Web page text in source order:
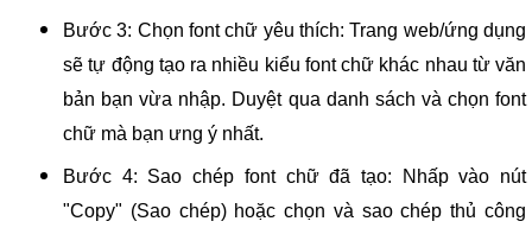
Bước 3: Chọn font chữ yêu thích: Trang web/ứng dụng
sẽ tự động tạo ra nhiều kiểu font chữ khác nhau từ văn
bản bạn vừa nhập. Duyệt qua danh sách và chọn font
chữ mà bạn ưng ý nhất.
Bước 4: Sao chép font chữ đã tạo: Nhấp vào nút
"Copy" (Sao chép) hoặc chọn và sao chép thủ công